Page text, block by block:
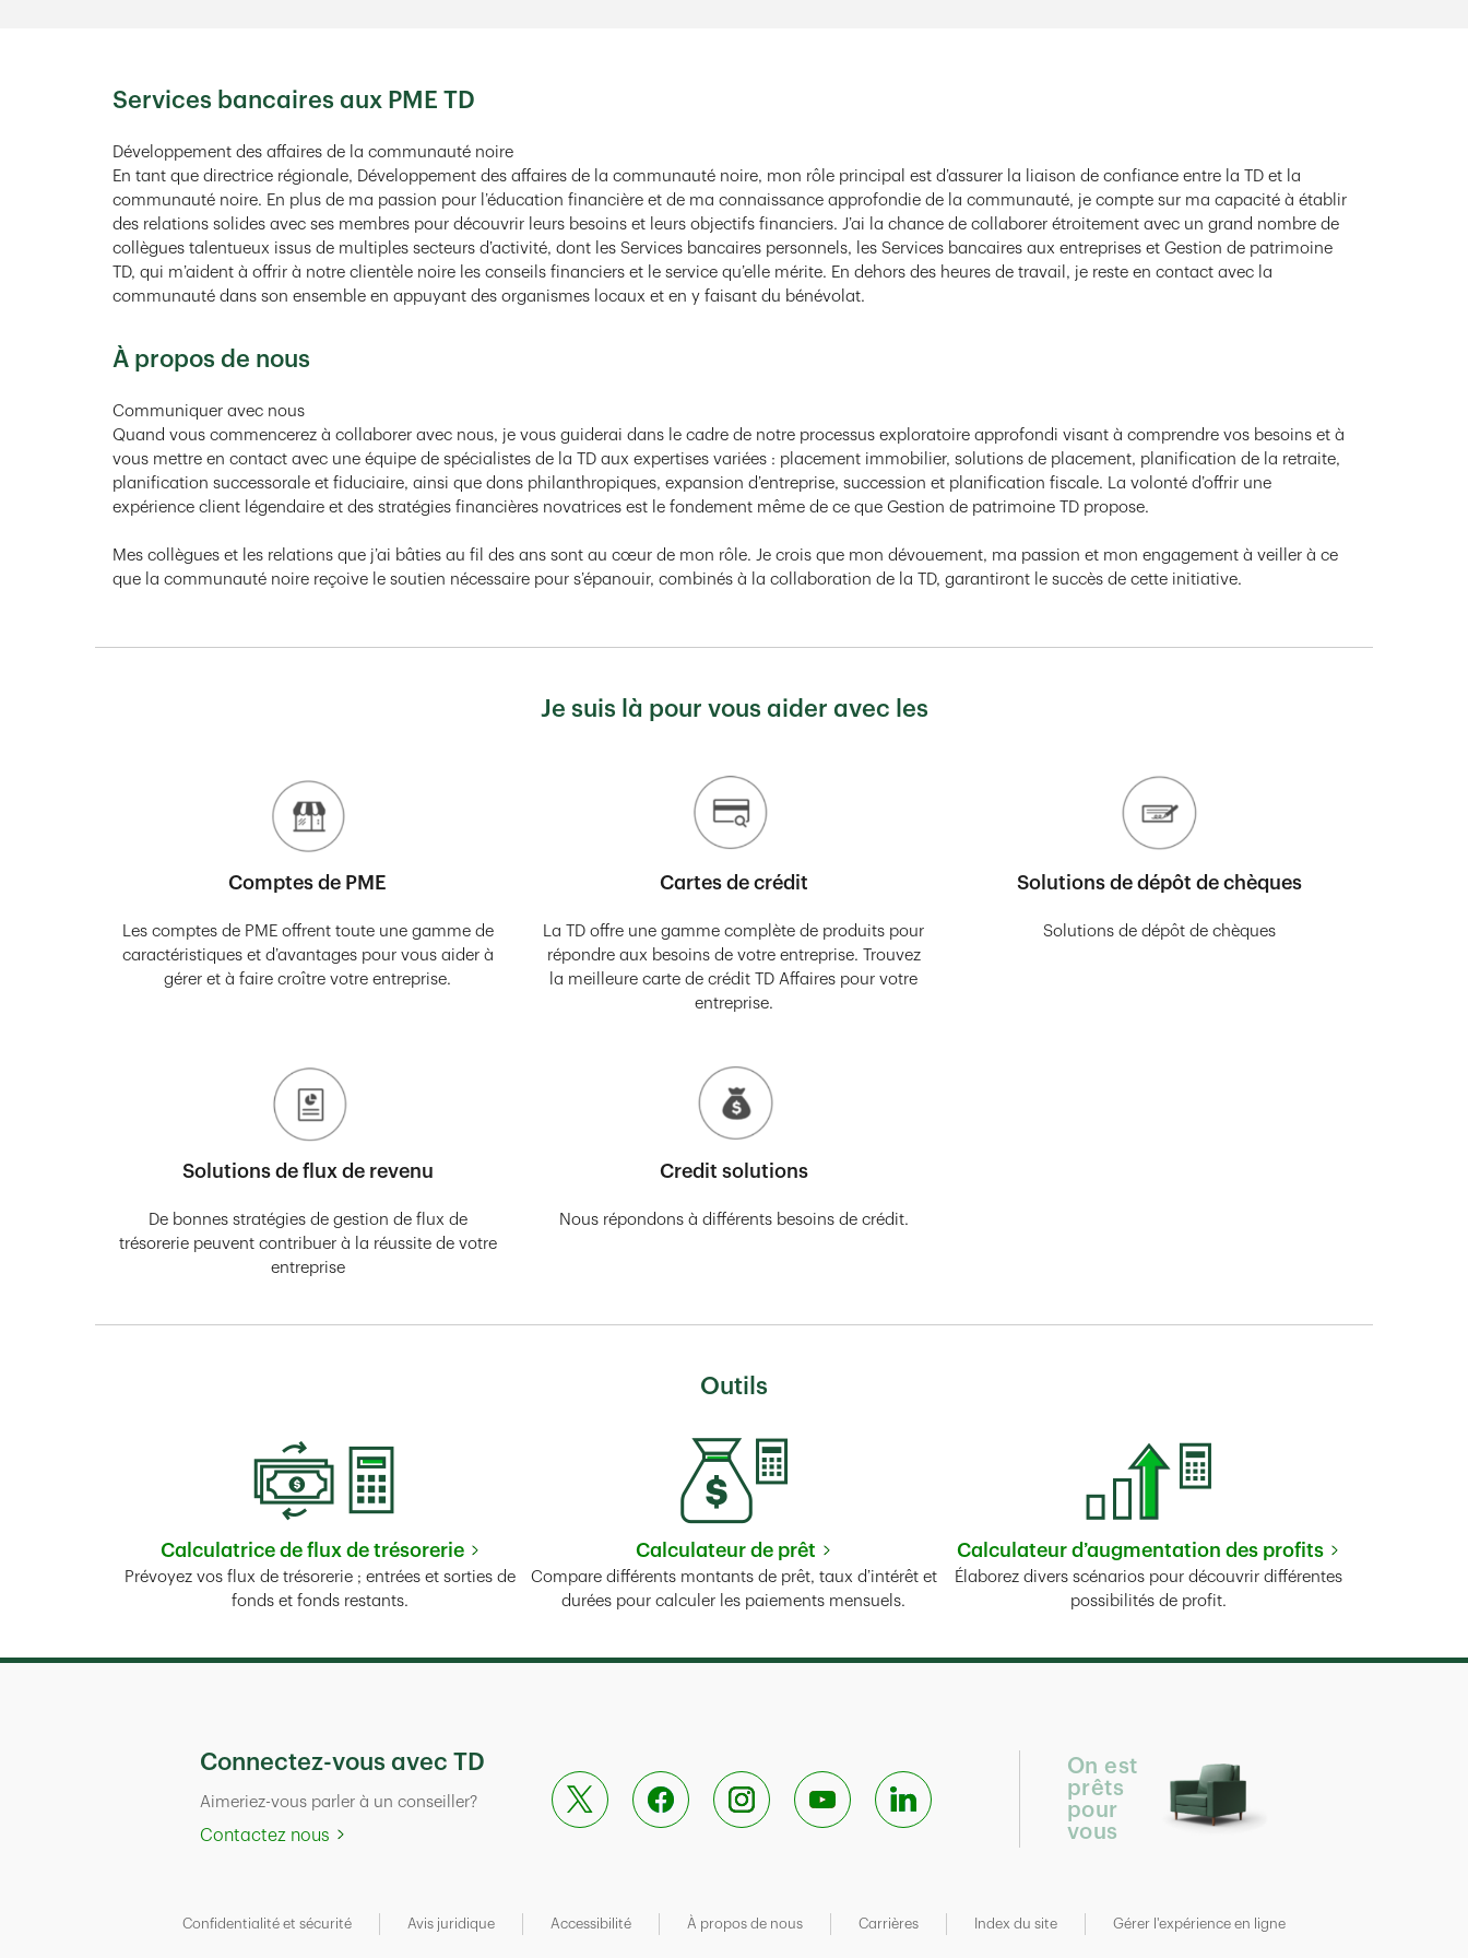
Services bancaires aux PME TD
Développement des affaires de la communauté noire
En tant que directrice régionale, Développement des affaires de la communauté noire, mon rôle principal est d’assurer la liaison de confiance entre la TD et la
communauté noire. En plus de ma passion pour l’éducation financière et de ma connaissance approfondie de la communauté, je compte sur ma capacité à établir
des relations solides avec ses membres pour découvrir leurs besoins et leurs objectifs financiers. J’ai la chance de collaborer étroitement avec un grand nombre de
collègues talentueux issus de multiples secteurs d’activité, dont les Services bancaires personnels, les Services bancaires aux entreprises et Gestion de patrimoine
TD, qui m’aident à offrir à notre clientèle noire les conseils financiers et le service qu’elle mérite. En dehors des heures de travail, je reste en contact avec la
communauté dans son ensemble en appuyant des organismes locaux et en y faisant du bénévolat.
À propos de nous
Communiquer avec nous
Quand vous commencerez à collaborer avec nous, je vous guiderai dans le cadre de notre processus exploratoire approfondi visant à comprendre vos besoins et à
vous mettre en contact avec une équipe de spécialistes de la TD aux expertises variées : placement immobilier, solutions de placement, planification de la retraite,
planification successorale et fiduciaire, ainsi que dons philanthropiques, expansion d’entreprise, succession et planification fiscale. La volonté d’offrir une
expérience client légendaire et des stratégies financières novatrices est le fondement même de ce que Gestion de patrimoine TD propose.
Mes collègues et les relations que j’ai bâties au fil des ans sont au cœur de mon rôle. Je crois que mon dévouement, ma passion et mon engagement à veiller à ce
que la communauté noire reçoive le soutien nécessaire pour s’épanouir, combinés à la collaboration de la TD, garantiront le succès de cette initiative.
Je suis là pour vous aider avec les
Comptes de PME
Les comptes de PME offrent toute une gamme de
caractéristiques et d’avantages pour vous aider à
gérer et à faire croître votre entreprise.
Cartes de crédit
La TD offre une gamme complète de produits pour
répondre aux besoins de votre entreprise. Trouvez
la meilleure carte de crédit TD Affaires pour votre
entreprise.
Solutions de dépôt de chèques
Solutions de dépôt de chèques
Solutions de flux de revenu
De bonnes stratégies de gestion de flux de
trésorerie peuvent contribuer à la réussite de votre
entreprise
Credit solutions
Nous répondons à différents besoins de crédit.
Outils
Calculatrice de flux de trésorerie
Link Opens in New Tab
Prévoyez vos flux de trésorerie ; entrées et sorties de
fonds et fonds restants.
Calculateur de prêt
Link Opens in New Tab
Compare différents montants de prêt, taux d’intérêt et
durées pour calculer les paiements mensuels.
Calculateur d’augmentation des profits
Link Opens in New Tab
Élaborez divers scénarios pour découvrir différentes
possibilités de profit.
Connectez-vous avec TD
Aimeriez-vous parler à un conseiller?
Contactez nous
On est
prêts
pour
vous
Confidentialité et sécurité Avis juridique Accessibilité À propos de nous Carrières Index du site Gérer l'expérience en ligne